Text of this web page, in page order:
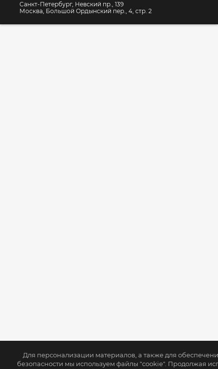
Для персонализации материалов, а также для
безопасности мы используем файлы "cookie". Продолжая
Санкт-Петербург, Невский пр., 139
Москва, Большой Ордынский пер., 4, стр. 2